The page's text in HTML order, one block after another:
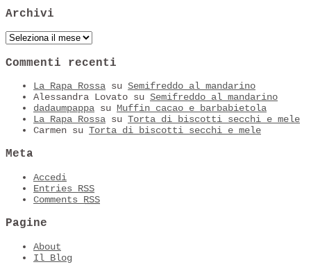
Archivi
Archivi
Commenti recenti
La Rapa Rossa su Semifreddo al mandarino
Alessandra Lovato su Semifreddo al mandarino
dadaumpappa su Muffin cacao e barbabietola
La Rapa Rossa su Torta di biscotti secchi e mele
Carmen su Torta di biscotti secchi e mele
Meta
Accedi
Entries RSS
Comments RSS
Pagine
About
Il Blog